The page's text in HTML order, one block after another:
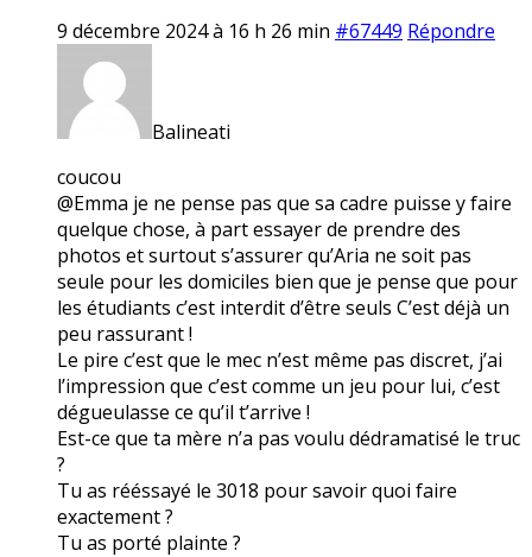
9 décembre 2024 à 16 h 26 min #67449 Répondre
Balineati
coucou
@Emma je ne pense pas que sa cadre puisse y faire
quelque chose, à part essayer de prendre des
photos et surtout s’assurer qu’Aria ne soit pas
seule pour les domiciles bien que je pense que pour
les étudiants c’est interdit d’être seuls C’est déjà un
peu rassurant !
Le pire c’est que le mec n’est même pas discret, j’ai
l’impression que c’est comme un jeu pour lui, c’est
dégueulasse ce qu’il t’arrive !
Est-ce que ta mère n’a pas voulu dédramatisé le truc
?
Tu as rééssayé le 3018 pour savoir quoi faire
exactement ?
Tu as porté plainte ?